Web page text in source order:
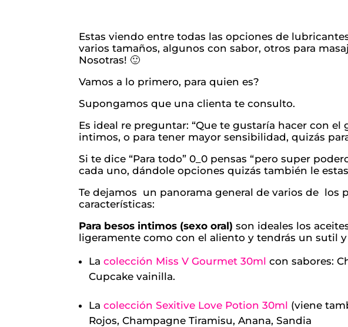
Estas viendo entre todas las opciones de
varios tamaños, algunos con sabor, otros para
Nosotras! 🙂
Vamos a lo primero, para quien es?
Supongamos que una clienta te consulto.
Es ideal re preguntar: “Que te gustaría hacer con el
intimos, o para tener mayor sensibilidad, quizás
Si te dice “Para todo” 0_0 pensas “pero super
cada uno, dándole opciones quizás también le
Te dejamos un panorama general de varios de
características:
Para besos intimos (sexo oral)son ideales los
ligeramente como con el aliento y tendrás un sutil
Lacolección Miss V Gourmet 30ml con sabores:
Cupcake vainilla.
Lacolección Sexitive Love Potion 30ml (viene
Rojos, Champagne Tiramisu, Anana, Sandia